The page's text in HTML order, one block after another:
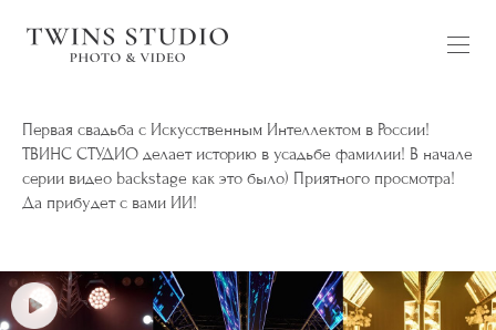
Первая свадьба с Искусственным Интеллектом в России!
ТВИНС СТУДИО делает историю в усадьбе фамилии! В начале
серии видео backstage как это было) Приятного просмотра!
Да прибудет с вами ИИ!